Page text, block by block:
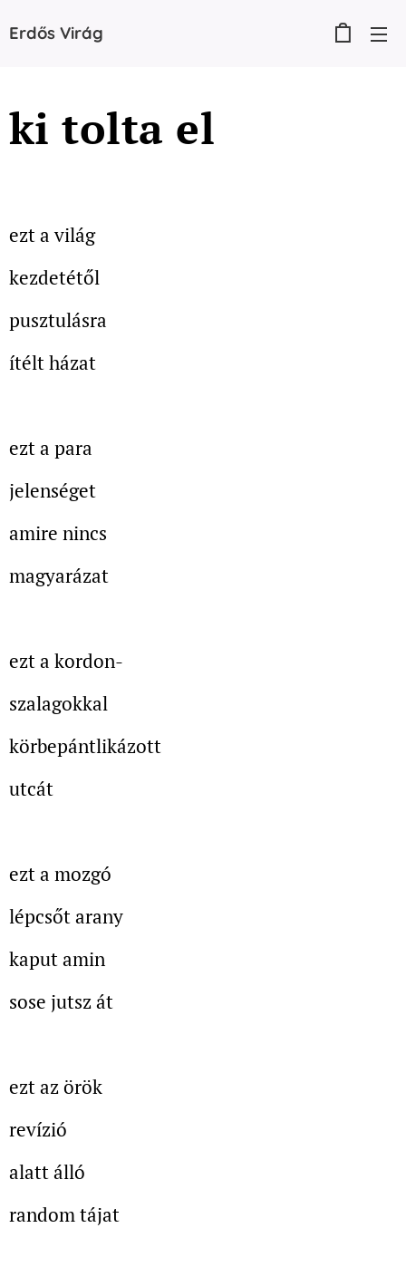
Erdős Virág
ki tolta el
ezt a világ
kezdetétől
pusztulásra
ítélt házat
ezt a para
jelenséget
amire nincs
magyarázat
ezt a kordon-
szalagokkal
körbepántlikázott
utcát
ezt a mozgó
lépcsőt arany
kaput amin
sose jutsz át
ezt az örök
revízió
alatt álló
random tájat